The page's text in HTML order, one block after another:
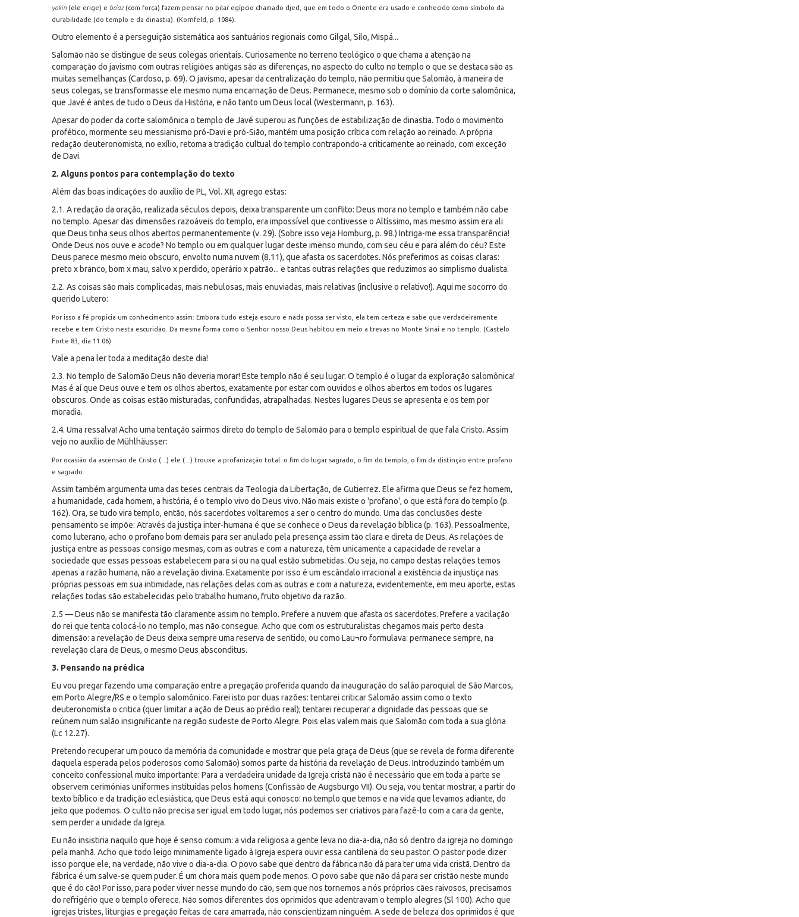
yakin (ele erige) e bo'az(com força) fazem pensar no pilar egípcio chamado djed, que em todo o Oriente era usado e conhecido como símbolo da
durabilidade (do templo e da dinastia). (Kornfeld, p. 1084).
Outro elemento é a perseguição sistemática aos santuários regionais como Gilgal, Silo, Mispá...
Salomão não se distingue de seus colegas orientais. Curiosamente no terreno teológico o que chama a atenção na
comparação do javismo com outras religiões antigas são as diferenças, no aspecto do culto no templo o que se destaca são as
muitas semelhanças (Cardoso, p. 69). O javismo, apesar da centralização do templo, não permitiu que Salomão, à maneira de
seus colegas, se transformasse ele mesmo numa encarnação de Deus. Permanece, mesmo sob o domínio da corte salomônica,
que Javé é antes de tudo o Deus da História, e não tanto um Deus local (Westermann, p. 163).
Apesar do poder da corte salomônica o templo de Javé superou as funções de estabilização de dinastia. Todo o movimento
profético, mormente seu messianismo pró-Davi e pró-Sião, mantém uma posição crítica com relação ao reinado. A própria
redação deuteronomista, no exílio, retoma a tradição cultual do templo contrapondo-a criticamente ao reinado, com exceção
de Davi.
2. Alguns pontos para contemplação do texto
Além das boas indicações do auxílio de PL, Vol. XII, agrego estas:
2.1. A redação da oração, realizada séculos depois, deixa transparente um conflito: Deus mora no templo e também não cabe
no templo. Apesar das dimensões razoáveis do templo, era impossível que contivesse o Altíssimo, mas mesmo assim era ali
que Deus tinha seus olhos abertos permanentemente (v. 29). (Sobre isso veja Homburg, p. 98.) Intriga-me essa transparência!
Onde Deus nos ouve e acode? No templo ou em qualquer lugar deste imenso mundo, com seu céu e para além do céu? Este
Deus parece mesmo meio obscuro, envolto numa nuvem (8.11), que afasta os sacerdotes. Nós preferimos as coisas claras:
preto x branco, bom x mau, salvo x perdido, operário x patrão... e tantas outras relações que reduzimos ao simplismo dualista.
2.2. As coisas são mais complicadas, mais nebulosas, mais enuviadas, mais relativas (inclusive o relativo!). Aqui me socorro do
querido Lutero:
Por isso a fé propicia um conhecimento assim: Embora tudo esteja escuro e nada possa ser visto, ela tem certeza e sabe que verdadeiramente
recebe e tem Cristo nesta escuridão. Da mesma forma como o Senhor nosso Deus habitou em meio a trevas no Monte Sinai e no templo. (Castelo
Forte 83, dia 11.06)
Vale a pena ler toda a meditação deste dia!
2.3. No templo de Salomão Deus não deveria morar! Este templo não é seu lugar. O templo é o lugar da exploração salomônica!
Mas é aí que Deus ouve e tem os olhos abertos, exatamente por estar com ouvidos e olhos abertos em todos os lugares
obscuros. Onde as coisas estão misturadas, confundidas, atrapalhadas. Nestes lugares Deus se apresenta e os tem por
moradia.
2.4. Uma ressalva! Acho uma tentação sairmos direto do templo de Salomão para o templo espiritual de que fala Cristo. Assim
vejo no auxílio de Mühlhäusser:
Por ocasião da ascensão de Cristo (...) ele (...) trouxe a profanização total: o fim do lugar sagrado, o fim do templo, o fim da distinção entre profano
e sagrado.
Assim também argumenta uma das teses centrais da Teologia da Libertação, de Gutierrez. Ele afirma que Deus se fez homem,
a humanidade, cada homem, a história, é o templo vivo do Deus vivo. Não mais existe o 'profano', o que está fora do templo (p.
162). Ora, se tudo vira templo, então, nós sacerdotes voltaremos a ser o centro do mundo. Uma das conclusões deste
pensamento se impõe: Através da justiça inter-humana é que se conhece o Deus da revelação bíblica (p. 163). Pessoalmente,
como luterano, acho o profano bom demais para ser anulado pela presença assim tão clara e direta de Deus. As relações de
justiça entre as pessoas consigo mesmas, com as outras e com a natureza, têm unicamente a capacidade de revelar a
sociedade que essas pessoas estabelecem para si ou na qual estão submetidas. Ou seja, no campo destas relações temos
apenas a razão humana, não a revelação divina. Exatamente por isso é um escândalo irracional a existência da injustiça nas
próprias pessoas em sua intimidade, nas relações delas com as outras e com a natureza, evidentemente, em meu aporte, estas
relações todas são estabelecidas pelo trabalho humano, fruto objetivo da razão.
2.5 — Deus não se manifesta tão claramente assim no templo. Prefere a nuvem que afasta os sacerdotes. Prefere a vacilação
do rei que tenta colocá-lo no templo, mas não consegue. Acho que com os estruturalistas chegamos mais perto desta
dimensão: a revelação de Deus deixa sempre uma reserva de sentido, ou como Lau¬ro formulava: permanece sempre, na
revelação clara de Deus, o mesmo Deus absconditus.
3. Pensando na prédica
Eu vou pregar fazendo uma comparação entre a pregação proferida quando da inauguração do salão paroquial de São Marcos,
em Porto Alegre/RS e o templo salomônico. Farei isto por duas razões: tentarei criticar Salomão assim como o texto
deuteronomista o critica (quer limitar a ação de Deus ao prédio real); tentarei recuperar a dignidade das pessoas que se
reúnem num salão insignificante na região sudeste de Porto Alegre. Pois elas valem mais que Salomão com toda a sua glória
(Lc 12.27).
Pretendo recuperar um pouco da memória da comunidade e mostrar que pela graça de Deus (que se revela de forma diferente
daquela esperada pelos poderosos como Salomão) somos parte da história da revelação de Deus. Introduzindo também um
conceito confessional muito importante: Para a verdadeira unidade da Igreja cristã não é necessário que em toda a parte se
observem cerimónias uniformes instituídas pelos homens (Confissão de Augsburgo VII). Ou seja, vou tentar mostrar, a partir do
texto bíblico e da tradição eclesiástica, que Deus está aqui conosco: no templo que temos e na vida que levamos adiante, do
jeito que podemos. O culto não precisa ser igual em todo lugar, nós podemos ser criativos para fazê-lo com a cara da gente,
sem perder a unidade da Igreja.
Eu não insistiria naquilo que hoje é senso comum: a vida religiosa a gente leva no dia-a-dia, não só dentro da igreja no domingo
pela manhã. Acho que todo leigo minimamente ligado à Igreja espera ouvir essa cantilena do seu pastor. O pastor pode dizer
isso porque ele, na verdade, não vive o dia-a-dia. O povo sabe que dentro da fábrica não dá para ter uma vida cristã. Dentro da
fábrica é um salve-se quem puder. É um chora mais quem pode menos. O povo sabe que não dá para ser cristão neste mundo
que é do cão! Por isso, para poder viver nesse mundo do cão, sem que nos tornemos a nós próprios cães raivosos, precisamos
do refrigério que o templo oferece. Não somos diferentes dos oprimidos que adentravam o templo alegres (Sl 100). Acho que
igrejas tristes, liturgias e pregação feitas de cara amarrada, não conscientizam ninguém. A sede de beleza dos oprimidos é que